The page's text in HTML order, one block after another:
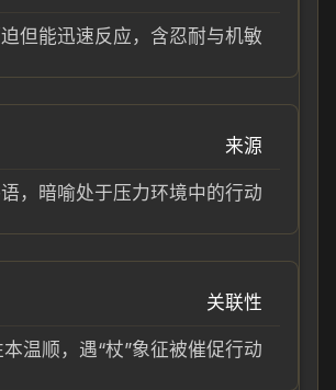
但能迅速反应，含忍耐与机敏
来源
，暗喻处于压力环境中的行动
关联性
本温顺，遇“杖”象征被催促行动